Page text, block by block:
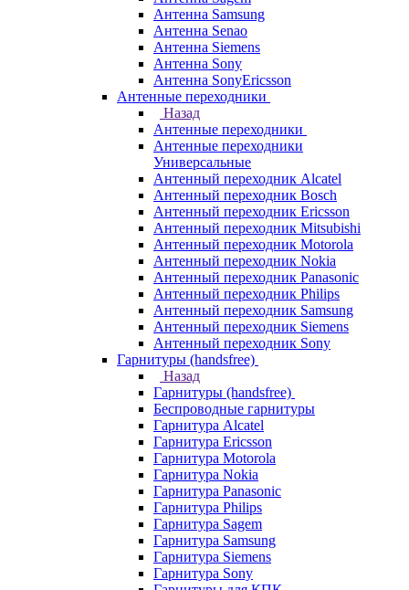
Антенна Samsung
Антенна Senao
Антенна Siemens
Антенна Sony
Антенна SonyEricsson
Антенные переходники
Назад
Антенные переходники
Антенные переходники
Универсальные
Антенный переходник Alcatel
Антенный переходник Bosch
Антенный переходник Ericsson
Антенный переходник Mitsubishi
Антенный переходник Motorola
Антенный переходник Nokia
Антенный переходник Panasonic
Антенный переходник Philips
Антенный переходник Samsung
Антенный переходник Siemens
Антенный переходник Sony
Гарнитуры (handsfree)
Назад
Гарнитуры (handsfree)
Беспроводные гарнитуры
Гарнитура Alcatel
Гарнитура Ericsson
Гарнитура Motorola
Гарнитура Nokia
Гарнитура Panasonic
Гарнитура Philips
Гарнитура Sagem
Гарнитура Samsung
Гарнитура Siemens
Гарнитура Sony